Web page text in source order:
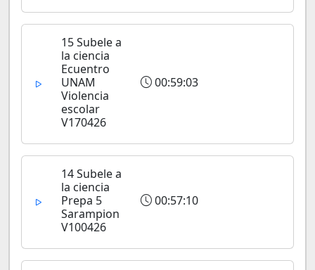
15 Subele a
la ciencia
Ecuentro
UNAM
Violencia
escolar
V170426
00:59:03
14 Subele a
la ciencia
Prepa 5
Sarampion
V100426
00:57:10